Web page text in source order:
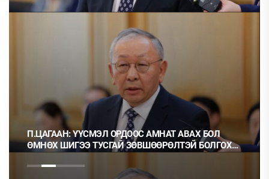
П.ЦАГААН: ҮҮСМЭЛ ОРДООС АМНАТ АВАХ БОЛ
ӨМНӨХ ШИГЭЭ ТУСГАЙ ЗӨВШӨӨРӨЛТЭЙ БОЛГОХ